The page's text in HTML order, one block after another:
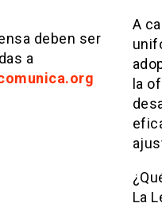
A
la
La
deben ser
a